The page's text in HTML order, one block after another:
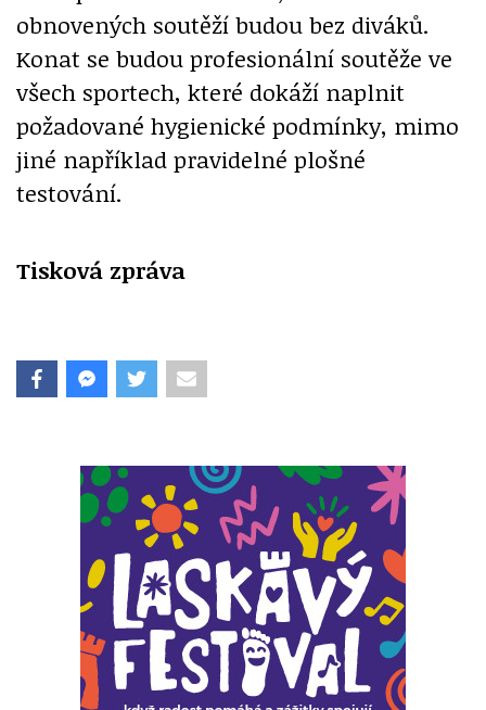
obnovených soutěží budou bez diváků.
Konat se budou profesionální soutěže ve
všech sportech, které dokáží naplnit
požadované hygienické podmínky, mimo
jiné například pravidelné plošné
testování.
Tisková zpráva